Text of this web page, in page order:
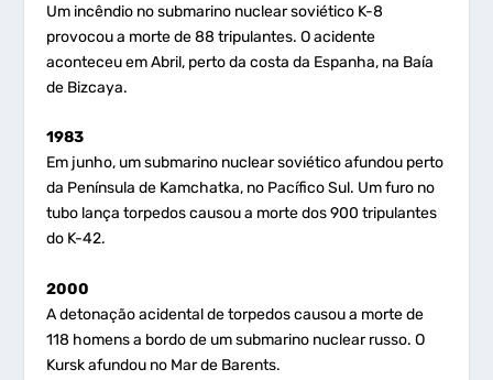
Um incêndio no submarino nuclear soviético K-8
provocou a morte de 88 tripulantes. O acidente
aconteceu em Abril, perto da costa da Espanha, na Baía
de Bizcaya.
1983
Em junho, um submarino nuclear soviético afundou perto
da Península de Kamchatka, no Pacífico Sul. Um furo no
tubo lança torpedos causou a morte dos 900 tripulantes
do K-42.
2000
A detonação acidental de torpedos causou a morte de
118 homens a bordo de um submarino nuclear russo. O
Kursk afundou no Mar de Barents.